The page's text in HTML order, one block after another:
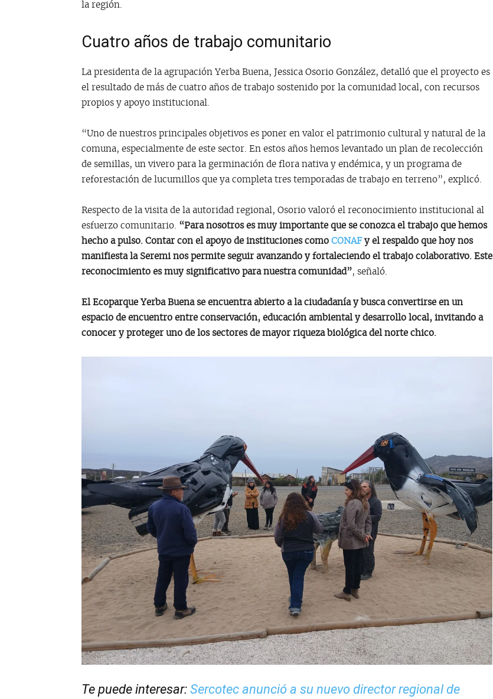
la región.
Cuatro años de trabajo comunitario
La presidenta de la agrupación Yerba Buena, Jessica Osorio González, detalló que el proyecto es
el resultado de más de cuatro años de trabajo sostenido por la comunidad local, con recursos
propios y apoyo institucional.
“Uno de nuestros principales objetivos es poner en valor el patrimonio cultural y natural de la
comuna, especialmente de este sector. En estos años hemos levantado un plan de recolección
de semillas, un vivero para la germinación de flora nativa y endémica, y un programa de
reforestación de lucumillos que ya completa tres temporadas de trabajo en terreno”, explicó.
Respecto de la visita de la autoridad regional, Osorio valoró el reconocimiento institucional al
esfuerzo comunitario. “Para nosotros es muy importante que se conozca el trabajo que hemos
hecho a pulso. Contar con el apoyo de instituciones como CONAFy el respaldo que hoy nos
manifiesta la Seremi nos permite seguir avanzando y fortaleciendo el trabajo colaborativo. Este
reconocimiento es muy significativo para nuestra comunidad”, señaló.
El Ecoparque Yerba Buena se encuentra abierto a la ciudadanía y busca convertirse en un
espacio de encuentro entre conservación, educación ambiental y desarrollo local, invitando a
conocer y proteger uno de los sectores de mayor riqueza biológica del norte chico.
Te puede interesar: Sercotec anunció a su nuevo director regional de